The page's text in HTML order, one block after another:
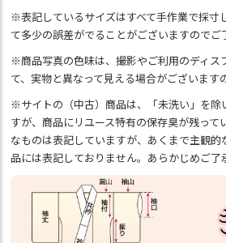
※表記しているサイズはすべて手作業で採寸
て多少の誤差がでることがございますのでご
※商品写真の色味は、撮影やご利用のディス
て、実物と異なって見える場合がございます
※サイトの（中古）商品は、「未洗い」を除
すが、商品にリユース特有の保存臭が残って
なものは表記していますが、あくまで主観的
品には表記しておりません。あらかじめご了